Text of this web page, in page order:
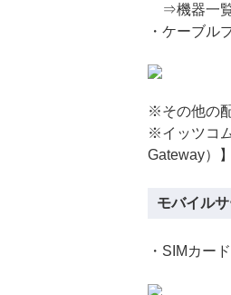
⇒機器一
・ケーブル
※その他の
※イッツコ
Gateway）
モバイル
・SIMカー